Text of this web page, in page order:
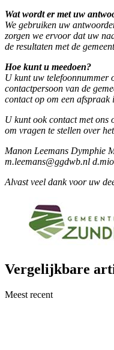
Wat wordt er met uw
We gebruiken uw
zorgen we ervoor dat uw
de resultaten met de
Hoe kunt u meedoen?
U kunt uw telefoonnummer
contactpersoon van de
contact op om een afspraak
U kunt ook contact met ons
om vragen te stellen over
Manon Leemans Dymphie
m.leemans@ggdwb.nl
Alvast veel dank voor uw
Vergelijkbare
Meest recent